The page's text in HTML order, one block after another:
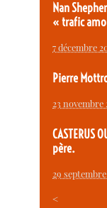
Nan
« trafic
7 décembre
Pierre
23 novembre
CASTERUS
père.
29 septembre
<